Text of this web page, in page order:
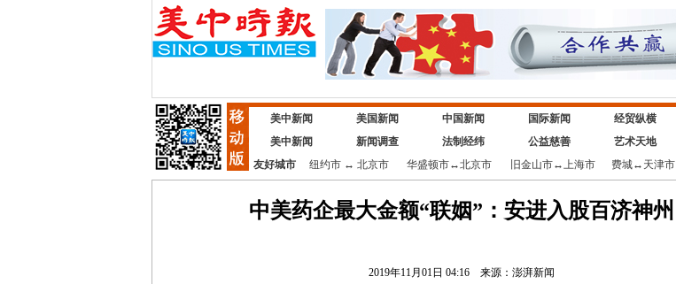
美中新闻 美国新闻 中国新闻 国际新闻 经贸纵横
美中新闻
新闻调查 法制经纬 公益慈善 艺术天地
友好城市
纽约市↔ 北京市 华盛顿市↔北京市 旧金山市↔上海市 费城↔ 天津市
中美药企最大金额“联姻”：安进入股百济神州
2019年11月01日 04:16 来源：澎湃新闻